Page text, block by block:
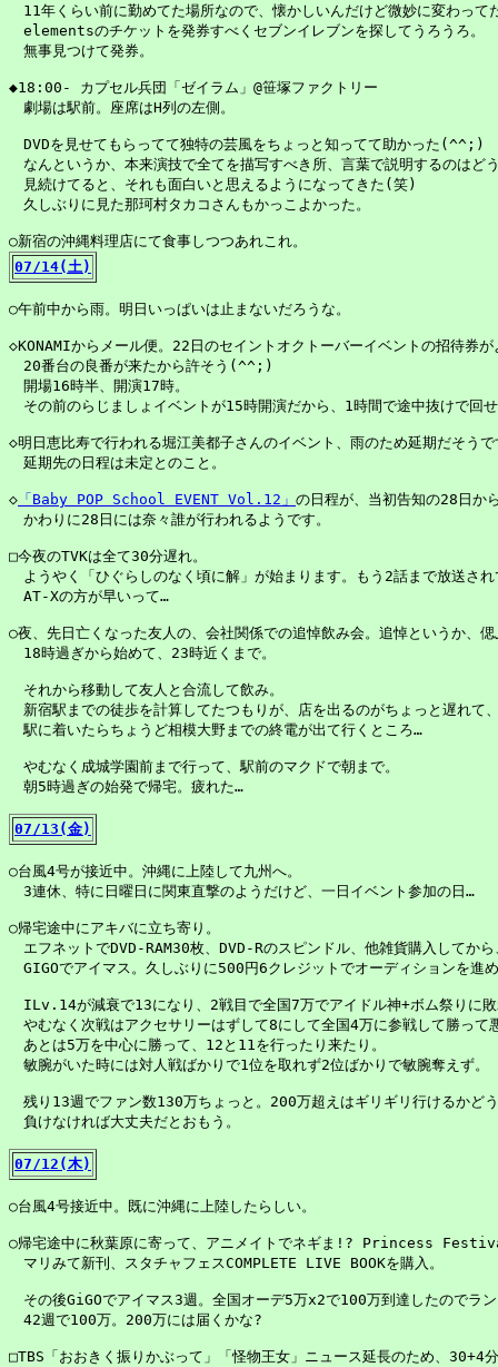
11年くらい前に勤めてた場所なので、懐かしいんだけど微妙に変わって
elementsのチケットを発券すべくセブンイレブンを探してうろうろ。
無事見つけて発券。
◆18:00- カプセル兵団「ゼイラム」@笹塚ファクトリー
劇場は駅前。座席はH列の左側。
DVDを見せてもらってて独特の芸風をちょっと知ってて助かった(^^;)
なんというか、本来演技で全てを描写すべき所、言葉で説明するのはど
見続けてると、それも面白いと思えるようになってきた(笑)
久しぶりに見た那珂村タカコさんもかっこよかった。
07/14(土)
○午前中から雨。明日いっぱいは止まないだろうな。
◇KONAMIからメール便。22日のセイントオクトーバーイベントの招待券
20番台の良番が来たから許そう(^^;)
開場16時半、開演17時。
その前のらじましょイベントが15時開演だから、1時間で途中抜けで回
◇明日恵比寿で行われる堀江美都子さんのイベント、雨のため延期だそうで
延期先の日程は未定とのこと。
◇ 「Baby POP School EVENT Vol.12」 の日程が、当初告知の28日か
かわりに28日には奈々誰が行われるようです。
□今夜のTVKは全て30分遅れ。
ようやく「ひぐらしのなく頃に解」が始まります。もう2話まで放送さ
AT-Xの方が早いって…
○夜、先日亡くなった友人の、会社関係での追悼飲み会。追悼というか、偲
18時過ぎから始めて、23時近くまで。
それから移動して友人と合流して飲み。
新宿駅までの徒歩を計算してたつもりが、店を出るのがちょっと遅れて
駅に着いたらちょうど相模大野までの終電が出て行くところ…
やむなく成城学園前まで行って、駅前のマクドで朝まで。
朝5時過ぎの始発で帰宅。疲れた…
07/13(金)
○台風4号が接近中。沖縄に上陸して九州へ。
3連休、特に日曜日に関東直撃のようだけど、一日イベント参加の日…
○帰宅途中にアキバに立ち寄り。
エフネットでDVD-RAM30枚、DVD-Rのスピンドル、他雑貨購入してから
GIGOでアイマス。久しぶりに500円6クレジットでオーディションを進
ILv.14が減衰で13になり、2戦目で全国7万でアイドル神+ボム祭りに敗
やむなく次戦はアクセサリーはずして8にして全国4万に参戦して勝って
あとは5万を中心に勝って、12と11を行ったり来たり。
敏腕がいた時には対人戦ばかりで1位を取れず2位ばかりで敏腕奪えず。
残り13週でファン数130万ちょっと。200万超えはギリギリ行けるかど
負けなければ大丈夫だとおもう。
07/12(木)
○台風4号接近中。既に沖縄に上陸したらしい。
○帰宅途中に秋葉原に寄って、アニメイトでネギま!? Princess
マリみて新刊、スタチャフェスCOMPLETE LIVE BOOKを購入。
その後GiGOでアイマス3週。全国オーデ5万x2で100万到達したのでラ
42週で100万。200万には届くかな?
□TBS「おおきく振りかぶって」「怪物王女」ニュース延長のため、30+4